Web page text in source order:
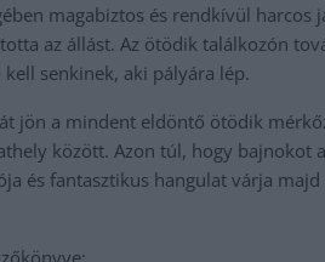
magabiztos és rendkívül
az állást. Az ötödik találkozón
senkinek, aki pályára lép.
jön a mindent eldöntő ötödik
között. Azon túl, hogy
és fantasztikus hangulat várja